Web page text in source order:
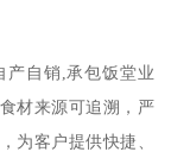
产自销,承包饭堂业
材来源可追溯，严
为客户提供快捷、